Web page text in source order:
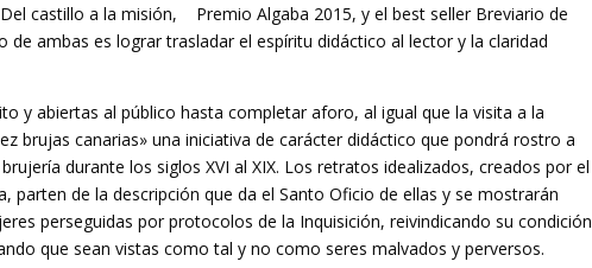
castillo a la misión, Premio Algaba 2015, y el best seller Breviario de
de ambas es lograr trasladar el espíritu didáctico al lector y la claridad
y abiertas al público hasta completar aforo, al igual que la visita a la
brujas canarias» una iniciativa de carácter didáctico que pondrá rostro a
durante los siglos XVI al XIX. Los retratos idealizados, creados por el
parten de la descripción que da el Santo Oficio de ellas y se mostrarán
perseguidas por protocolos de la Inquisición, reivindicando su condición
que sean vistas como tal y no como seres malvados y perversos.